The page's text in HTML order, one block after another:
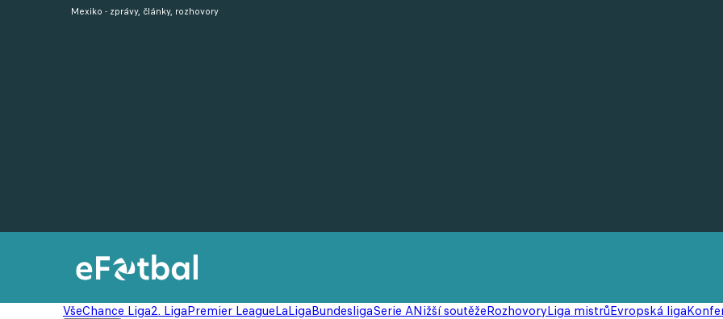
VšeChance Liga2. LigaPremier LeagueLaLigaBundesligaSerie ANižší soutěžeRozhovoryLiga mistrůEvropská liga
Mexiko - zprávy, články, rozhovory